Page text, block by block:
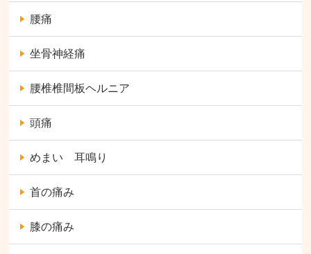
腰痛
坐骨神経痛
腰椎椎間板ヘルニア
頭痛
めまい 耳鳴り
首の痛み
膝の痛み